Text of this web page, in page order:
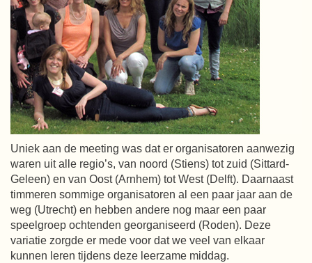
Uniek aan de meeting was dat er organisatoren aanwezig
waren uit alle regio’s, van noord (Stiens) tot zuid (Sittard-
Geleen) en van Oost (Arnhem) tot West (Delft). Daarnaast
timmeren sommige organisatoren al een paar jaar aan de
weg (Utrecht) en hebben andere nog maar een paar
speelgroep ochtenden georganiseerd (Roden). Deze
variatie zorgde er mede voor dat we veel van elkaar
kunnen leren tijdens deze leerzame middag.